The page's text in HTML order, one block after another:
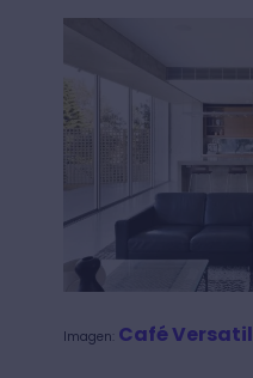
Imagen: Café Versatil